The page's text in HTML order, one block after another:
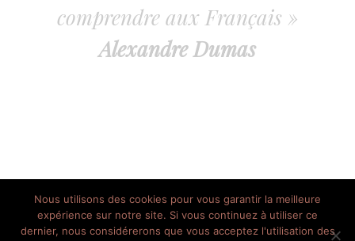
comprendre aux Français »
Alexandre Dumas
Nous utilisons des cookies pour vous garantir la meilleure
expérience sur notre site. Si vous continuez à utiliser ce
dernier, nous considérerons que vous acceptez l'utilisation des